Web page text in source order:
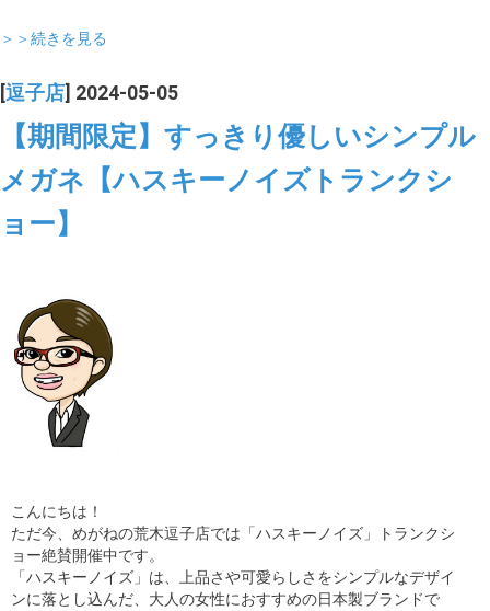
＞＞続きを見る
[逗子店] 2024-05-05
【期間限定】すっきり優しいシンプル
メガネ【ハスキーノイズトランクシ
ョー】
こんにちは！
ただ今、めがねの荒木逗子店では「ハスキーノイズ」トランクシ
ョー絶賛開催中です。
「ハスキーノイズ」は、上品さや可愛らしさをシンプルなデザイ
ンに落とし込んだ、大人の女性におすすめの日本製ブランドで